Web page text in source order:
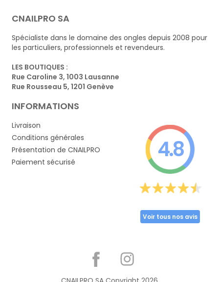
CNAILPRO SA
Spécialiste dans le domaine des ongles depuis 2008 pour
les particuliers, professionnels et revendeurs.
LES BOUTIQUES :
Rue Caroline 3, 1003 Lausanne
Rue Rousseau 5, 1201 Genève
INFORMATIONS
Livraison
Conditions générales
Présentation de CNAILPRO
Paiement sécurisé
4.8
Voir tous nos avis